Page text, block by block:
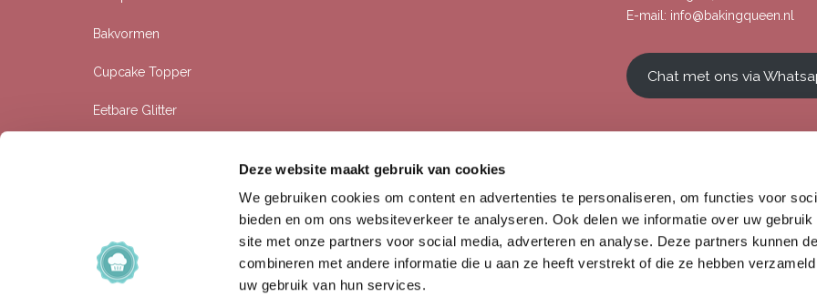
Deze website maakt gebruik van cookies
We gebruiken cookies om content en advertenties te personaliseren, om functies voor
bieden en om ons websiteverkeer te analyseren. Ook delen we informatie over uw gebruik
site met onze partners voor social media, adverteren en analyse. Deze partners kunnen
combineren met andere informatie die u aan ze heeft verstrekt of die ze hebben
uw gebruik van hun services.
Bakvormen
Cupcake Topper
Eetbare Glitter
Sprinkles
E-mail: info@bakingqueen.nl
Chat met ons via